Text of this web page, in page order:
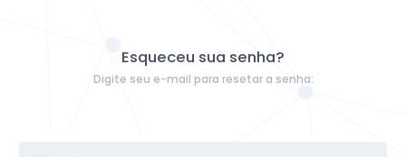
Esqueceu sua senha?
Digite seu e-mail para resetar a senha: